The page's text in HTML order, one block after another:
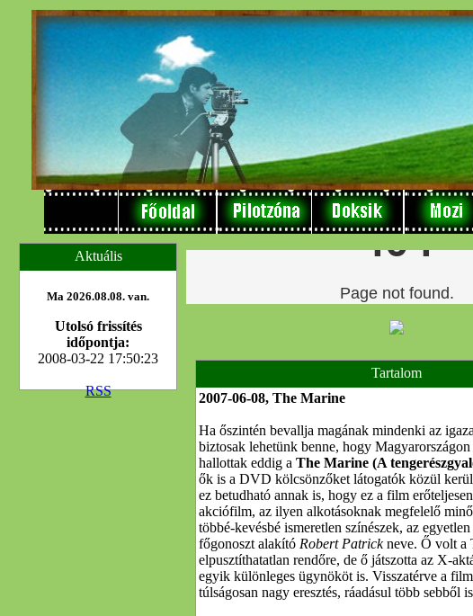
Aktuális
Ma 2026.08.08. van.
Utolsó frissítés
időpontja:
2008-03-22 17:50:23
RSS
Tartalom
2007-06-08, The Marine
Ha őszintén bevallja magának mindenki az
biztosak lehetünk benne, hogy
hallottak eddig a The Marine (A
ők is a DVD kölcsönzőket látogatók közül
ez betudható annak is, hogy ez a film
akciófilm, az ilyen alkotásoknak megfelelő
többé-kevésbé ismeretlen színészek, az
főgonoszt alakító Robert Patrickneve. Ő volt a
elpusztíthatatlan rendőre, de ő játszotta az X-
egyik különleges ügynököt is. Visszatérve a
túlságosan nagy eresztés, ráadásul több sebből